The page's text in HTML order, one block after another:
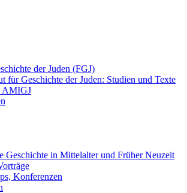
der Juden (FGJ)
für Geschichte der Juden: Studien und Texte
AMIGJ
Geschichte in Mittelalter und Früher Neuzeit
Konferenzen